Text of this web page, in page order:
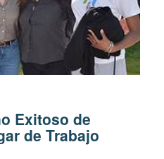
Exitoso de
de Trabajo